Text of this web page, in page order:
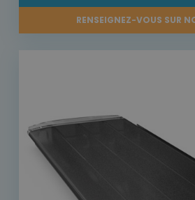
RENSEIGNEZ-VOUS SUR